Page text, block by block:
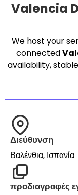
Valencia
We host your
connected
availability,
Διεύθυνση
Βαλένθια, Ισπανία
προδιαγραφές